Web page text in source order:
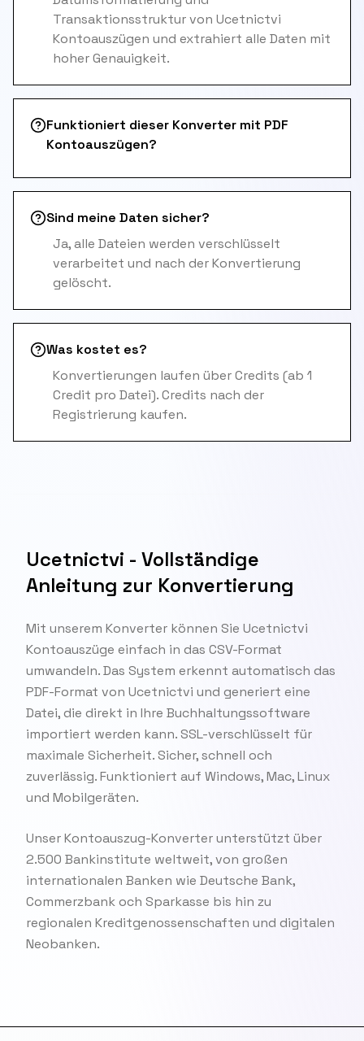
Transaktionsstruktur von Ucetnictvi
Kontoauszügen und extrahiert alle Daten mit
hoher Genauigkeit.
Funktioniert dieser Konverter mit PDF
Kontoauszügen?
Sind meine Daten sicher?
Ja, alle Dateien werden verschlüsselt
verarbeitet und nach der Konvertierung
gelöscht.
Was kostet es?
Konvertierungen laufen über Credits (ab 1
Credit pro Datei). Credits nach der
Registrierung kaufen.
Ucetnictvi - Vollständige
Anleitung zur Konvertierung
Mit unserem Konverter können Sie Ucetnictvi
Kontoauszüge einfach in das CSV-Format
umwandeln. Das System erkennt automatisch das
PDF-Format von Ucetnictvi und generiert eine
Datei, die direkt in Ihre Buchhaltungssoftware
importiert werden kann. SSL-verschlüsselt für
maximale Sicherheit. Sicher, schnell och
zuverlässig. Funktioniert auf Windows, Mac, Linux
und Mobilgeräten.
Unser Kontoauszug-Konverter unterstützt über
2.500 Bankinstitute weltweit, von großen
internationalen Banken wie Deutsche Bank,
Commerzbank och Sparkasse bis hin zu
regionalen Kreditgenossenschaften und digitalen
Neobanken.